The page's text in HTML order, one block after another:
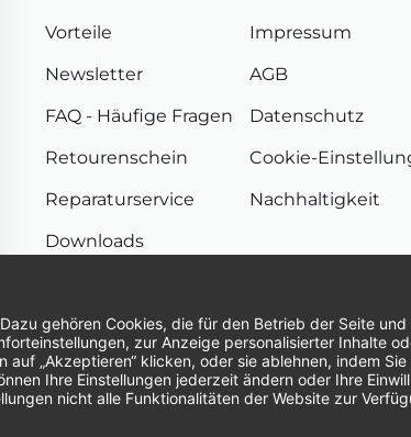
Vorteile
Newsletter
FAQ - Häufige Fragen
Retourenschein
Reparaturservice
Downloads
Impressum
AGB
Datenschutz
Cookie-
Nachhaltigkeit